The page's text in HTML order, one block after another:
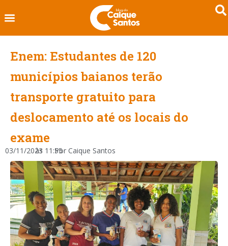
Enem: Estudantes de 120
municípios baianos terão
transporte gratuito para
deslocamento até os locais do
exame
03/11/2023
às 11:55
Por Caique Santos